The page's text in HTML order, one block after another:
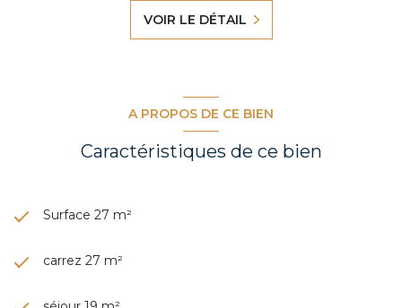
VOIR LE DÉTAIL
A PROPOS DE CE BIEN
Caractéristiques de ce bien
Surface 27 m²
carrez 27 m²